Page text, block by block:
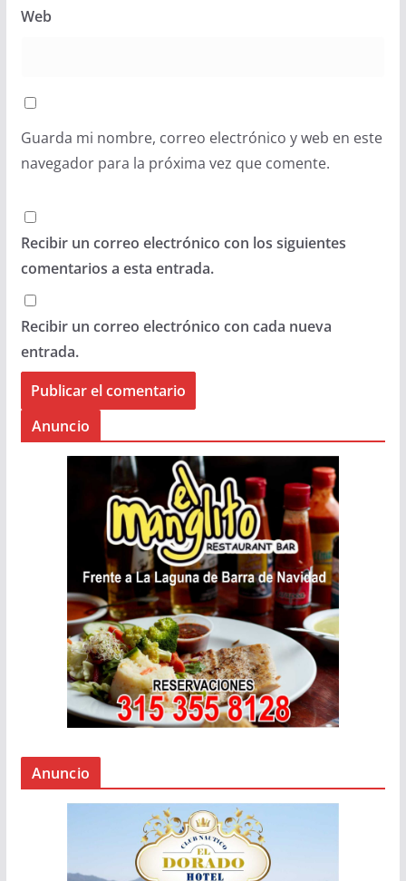
Web
Guarda mi nombre, correo electrónico y web en este
navegador para la próxima vez que comente.
Recibir un correo electrónico con los siguientes
comentarios a esta entrada.
Recibir un correo electrónico con cada nueva
entrada.
Anuncio
Anuncio